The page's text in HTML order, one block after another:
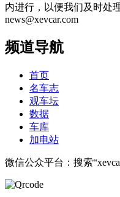
内进行，以便我们及时处
news@xevcar.com
频道导航
首页
名车志
观车坛
数据
车库
加电站
微信公众平台：搜索